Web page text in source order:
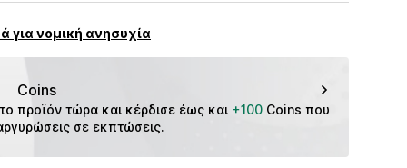
για νομική ανησυχία
Coins
προϊόν τώρα και κέρδισε έως και +100 Coins που
σε εκπτώσεις.